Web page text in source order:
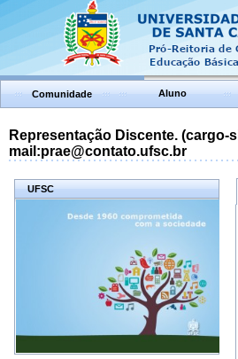
Comunidade Aluno
Representação Discente. (cargo-
mail:prae@contato.ufsc.br
UFSC